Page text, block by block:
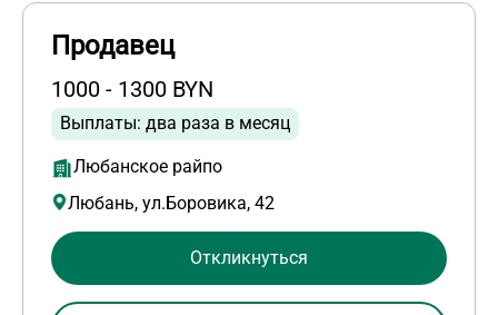
Продавец
1000 - 1300 BYN
Выплаты: два раза в месяц
Любанское райпо
Любань, ул.Боровика, 42
Откликнуться